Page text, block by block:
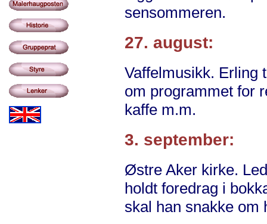
sensommeren.
27. august:
Vaffelmusikk. Erling
om programmet for
kaffe m.m.
3. september:
Østre Aker kirke.
holdt foredrag i
skal han snakke